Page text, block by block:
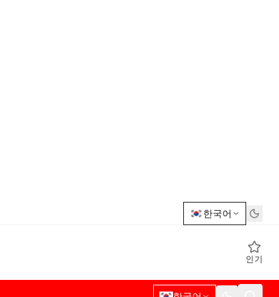
한국어
인기